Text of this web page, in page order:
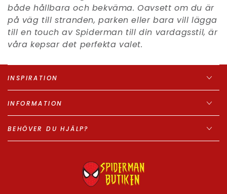
både hållbara och bekväma. Oavsett om du är
på väg till stranden, parken eller bara vill lägga
till en touch av Spiderman till din vardagsstil, är
våra kepsar det perfekta valet.
INSPIRATION
INFORMATION
BEHÖVER DU HJÄLP?